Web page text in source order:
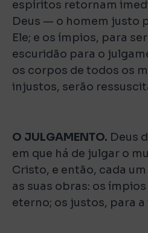
espíritos retornam
Deus — o homem justo
Ele; e os ímpios, para
escuridão para o
os corpos de todos os
injustos, serão
O JULGAMENTO. Deus
em que há de julgar o
Cristo, e então, cada
as suas obras: os
eterno; os justos, para a